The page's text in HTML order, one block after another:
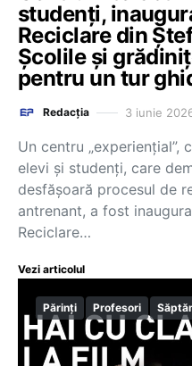
studenţi,
Reciclare din
Școlile și
pentru un tur
Redacția 3 iunie
Un centru „experienţial”,
elevi şi studenţi, care
desfăşoară procesul de
antrenant, a fost
Reciclare…
Vezi articolul
Părinți Profesori